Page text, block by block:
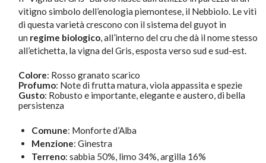
vitigno simbolo dell’enologia piemontese, il Nebbiolo. Le viti
di questa varietà crescono con il sistema del guyot in
un regime biologico , all’interno del cru che dà il nome stesso
all’etichetta, la vigna del Gris, esposta verso sud e sud-est.
Colore: Rosso granato scarico
Profumo: Note di frutta matura, viola appassita e spezie
Gusto: Robusto e importante, elegante e austero, di bella
persistenza
Comune: Monforte d’Alba
Menzione: Ginestra
Terreno: sabbia 50%, limo 34%, argilla 16%